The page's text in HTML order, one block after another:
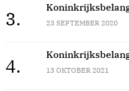
3. 23 SEPTEMBER 2020
4. 13 OKTOBER 2021